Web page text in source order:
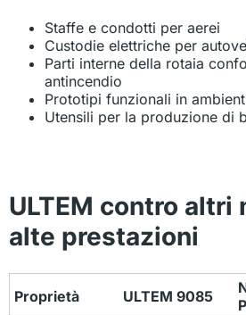
Staffe e condotti per aerei
Custodie elettriche per
Parti interne della rotaia
antincendio
Prototipi funzionali in
Utensili per la produzione di
ULTEM contro altri
alte prestazioni
Proprietà ULTEM 9085